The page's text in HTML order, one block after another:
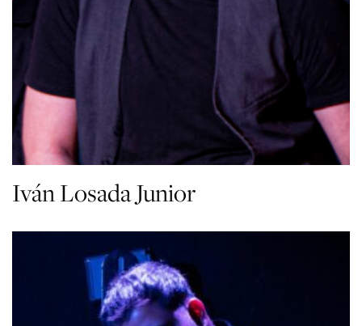
Iván Losada Junior